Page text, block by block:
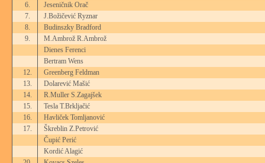
6.
Jeseničnik Orač
7.
J.Božičević Ryznar
8.
Budinszky Bradford
9.
M.Ambrož R.Ambrož
Dienes Ferenci
Bertram Wens
12.
Greenberg Feldman
13.
Dolarević Mašić
14.
R.Muller S.Zagajšek
15.
Tesla T.Brkljačić
16.
Havliček Tomljanović
17.
Škreblin Z.Petrović
Čupić Perić
Kordić Alagić